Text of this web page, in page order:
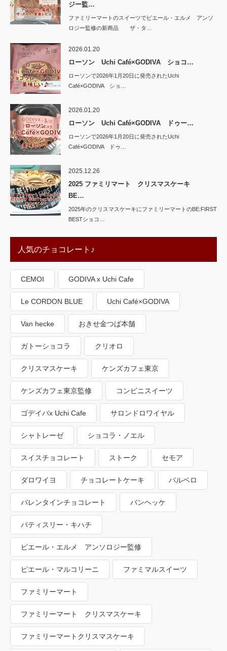
ジー監…
ファミリーマートのスイーツでピエール・エルメ アンソ
ロジー監修の新商品 ザ・タ…
2026.01.20
ローソン Uchi Café×GODIVA ショコ…
ローソンで2026年1月20日に発売されたUchi
Café×GODIVA ショ…
2026.01.20
ローソン Uchi Café×GODIVA ドゥー…
ローソンで2026年1月20日に発売されたUchi
Café×GODIVA ドゥ…
2025.12.26
2025 ファミリマート クリスマスケーキ
BE…
2025年のクリスマスケーキにファミリーマートのBE:FIRST
BESTショコ…
人気のチョコレート♪
CEMOI GODIVA x Uchi Cafe
Le CORDON BLUE Uchi Café×GODIVA
Van hecke おきせ金つば本舗
ガトーショコラ クリオロ
クリスマスケーキ ケンズカフェ東京
ケンズカフェ東京監修 コンビニスイーツ
ゴデイバx Uchi Cafe サロンドロワイヤル
シャトレーゼ ショコラ・ノエル
スイスチョコレート ストーク セモア
ダロワイヨ チョコレートケーキ バルベロ
バレンタインチョコレート バンヘッケ
パティスリー・キハチ
ピエール・エルメ アンソロジー監修
ピエール・マルコリーニ ファミマルスイーツ
ファミリーマート
ファミリーマート クリスマスケーキ
ファミリーマートクリスマスケーキ